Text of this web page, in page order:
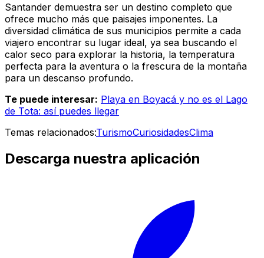
Santander demuestra ser un destino completo que
ofrece mucho más que paisajes imponentes. La
diversidad climática de sus municipios permite a cada
viajero encontrar su lugar ideal, ya sea buscando el
calor seco para explorar la historia, la temperatura
perfecta para la aventura o la frescura de la montaña
para un descanso profundo.
Te puede interesar: Playa en Boyacá y no es el Lago
de Tota: así puedes llegar
Temas relacionados:TurismoCuriosidadesClima
Descarga nuestra aplicación